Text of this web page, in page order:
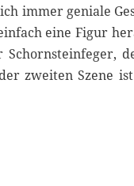
immer geniale
eine Figur
Schornsteinfeger,
zweiten Szene